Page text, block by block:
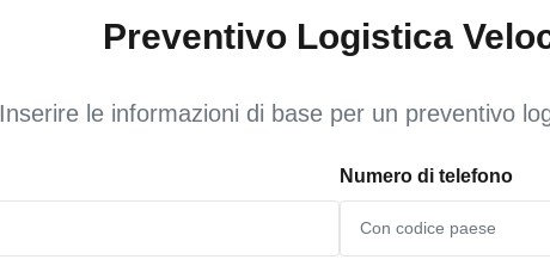
Preventivo Logistica
Inserire le informazioni di base per un preventivo
Numero di telefono